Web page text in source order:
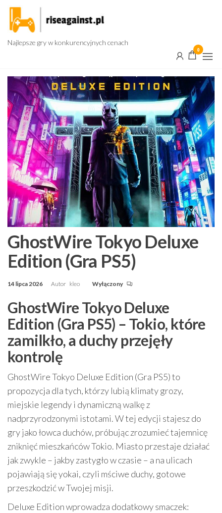
Przejdź
treści
Najlepsze gry w konkurencyjnych cenach
0
GhostWire Tokyo Deluxe
Edition (Gra PS5)
14 lipca 2026 Autor kleo Wyłączony
GhostWire Tokyo Deluxe
Edition (Gra PS5) – Tokio, które
zamilkło, a duchy przejęły
kontrolę
GhostWire Tokyo Deluxe Edition (Gra PS5) to
propozycja dla tych, którzy lubią klimaty grozy,
miejskie legendy i dynamiczną walkę z
nadprzyrodzonymi istotami. W tej edycji stajesz do
gry jako łowca duchów, próbując zrozumieć tajemnicę
zniknięć mieszkańców Tokio. Miasto przestaje działać
jak zwykle – jakby zastygło w czasie – a na ulicach
pojawiają się yokai, czyli mściwe duchy, gotowe
przeszkodzić w Twojej misji.
Deluxe Edition wprowadza dodatkowy smaczek: